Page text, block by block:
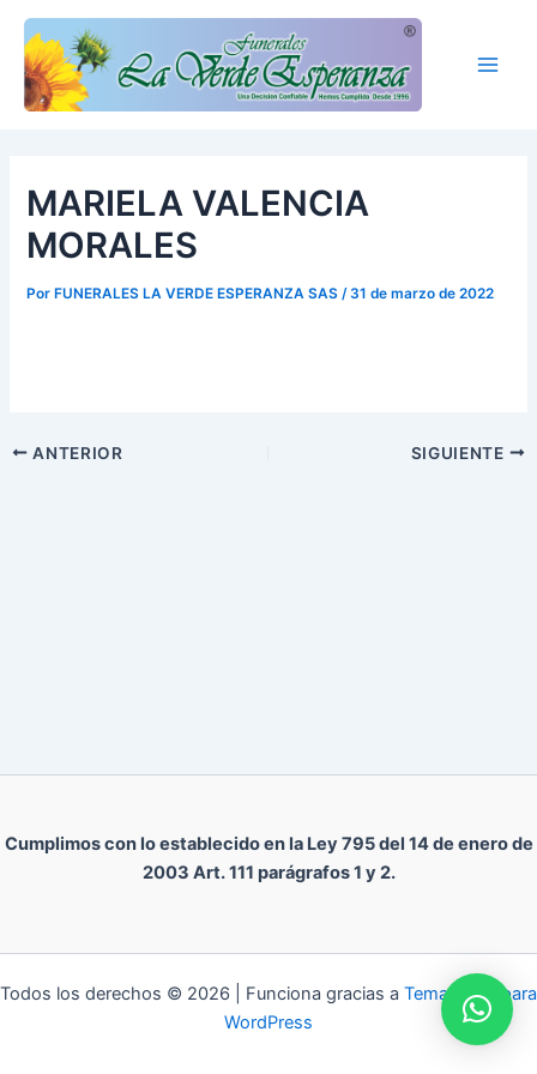
contenido
MARIELA VALENCIA
MORALES
Por FUNERALES LA VERDE ESPERANZA SAS/31 de marzo de 2022
ANTERIOR SIGUIENTE
Cumplimos con lo establecido en la Ley 795 del 14 de enero de
2003 Art. 111 parágrafos 1 y 2.
Todos los derechos © 2026 | Funciona gracias a Tema Astra para
WordPress